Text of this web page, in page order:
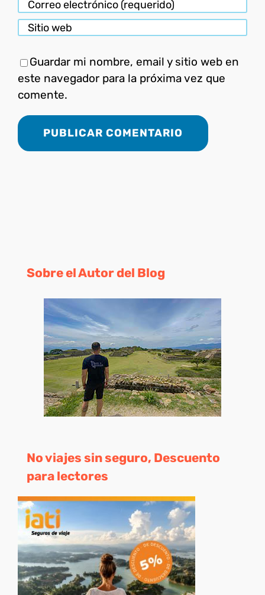
Guardar mi nombre, email y sitio web en
este navegador para la próxima vez que
comente.
Sobre el Autor del Blog
No viajes sin seguro, Descuento
para lectores